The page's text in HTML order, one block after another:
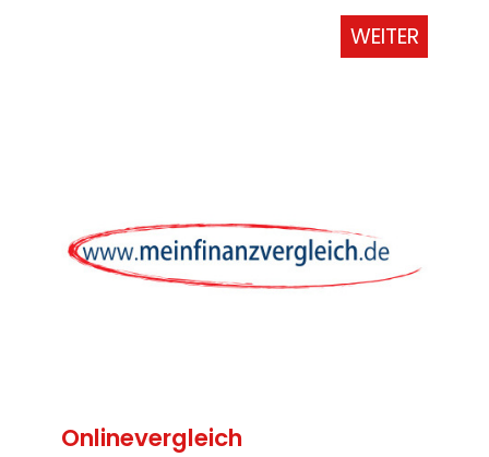
WEITER
Onlinevergleich